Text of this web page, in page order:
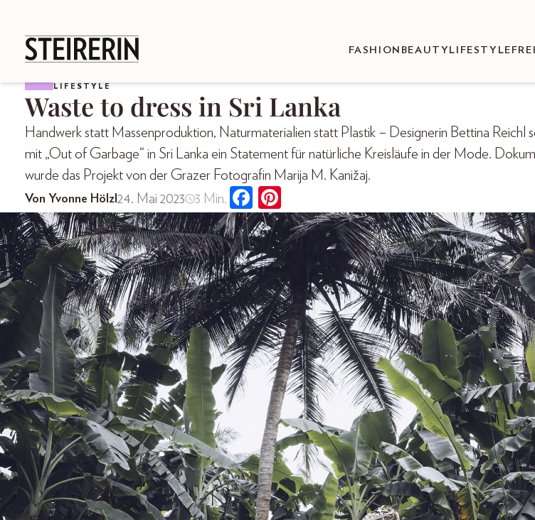
FASHION BEAUTY LIFESTYLE
LIFESTYLE
Waste to dress in Sri Lanka
Handwerk statt Massenproduktion, Naturmaterialien statt Plastik – Designerin Bettina Reichl
mit „Out of Garbage“ in Sri Lanka ein Statement für natürliche Kreisläufe in der Mode.
wurde das Projekt von der Grazer Fotografin Marija M. Kanižaj.
Von Yvonne Hölzl 24. Mai 2023 3 Min.